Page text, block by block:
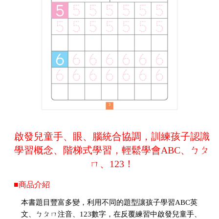
啟發兒童手、眼、腦統合協調，訓練孩子認識
學習概念、階梯式學習，輕鬆學會ABC、ㄅㄆ
ㄇ、123！
■商品介紹
本書題目豐富多變，利用不同的題型讓孩子學習ABC英
文、ㄅㄆㄇ注音、123數字，在反覆練習中啟發兒童手、